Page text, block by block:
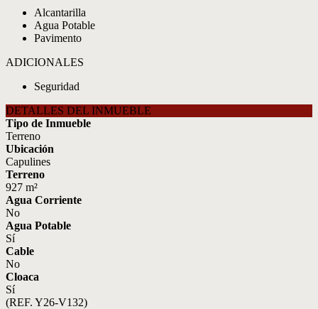
Alcantarilla
Agua Potable
Pavimento
ADICIONALES
Seguridad
DETALLES DEL INMUEBLE
Tipo de Inmueble
Terreno
Ubicación
Capulines
Terreno
927 m²
Agua Corriente
No
Agua Potable
Sí
Cable
No
Cloaca
Sí
(REF. Y26-V132)